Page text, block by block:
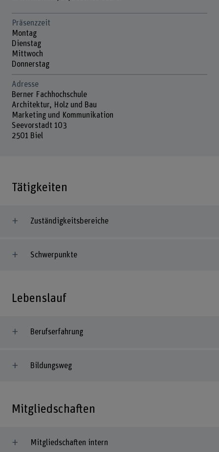
Präsenzzeit
Montag
Dienstag
Mittwoch
Donnerstag
Adresse
Berner Fachhochschule
Architektur, Holz und Bau
Marketing und Kommunikation
Seevorstadt 103
2501 Biel
Tätigkeiten
Zuständigkeitsbereiche
Schwerpunkte
Lebenslauf
Berufserfahrung
Bildungsweg
Mitgliedschaften
Mitgliedschaften intern